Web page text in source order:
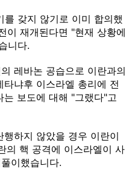
를 갖지 않기로 이미 합의했
이 재개된다면 "현재 상황에
니다.
레바논 공습으로 이란과의
냐후 이스라엘 총리에 전
보도에 대해 "그랬다"고
하지 않았을 경우 이란이
의 핵 공격에 이스라엘이 사
이했습니다.